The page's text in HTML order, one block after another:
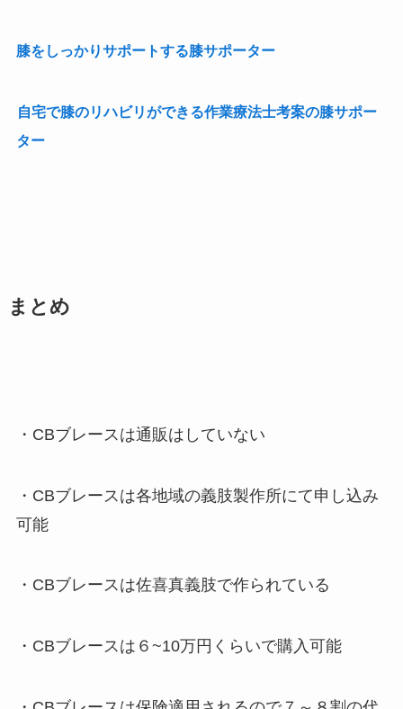
膝をしっかりサポートする膝サポーター
自宅で膝のリハビリができる作業療法士考案の膝サポー
ター
まとめ
・CBブレースは通販はしていない
・CBブレースは各地域の義肢製作所にて申し込み
可能
・CBブレースは佐喜真義肢で作られている
・CBブレースは６~10万円くらいで購入可能